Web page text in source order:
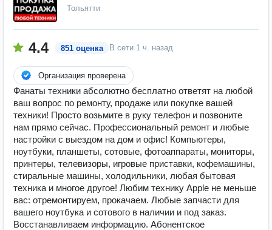
Тольятти
4.4 851 оценка В сети 1 ч. назад
Организация проверена
Фанаты техники абсолютно бесплатно ответят на любой
ваш вопрос по ремонту, продаже или покупке вашей
техники! Просто возьмите в руку телефон и позвоните
нам прямо сейчас. Профессиональный ремонт и любые
настройки с выездом на дом и офис! Компьютеры,
ноутбуки, планшеты, сотовые, фотоаппараты, мониторы,
принтеры, телевизоры, игровые приставки, кофемашины,
стиральные машины, холодильники, любая бытовая
техника и многое другое! Любим технику Apple не меньше
вас: отремонтируем, прокачаем. Любые запчасти для
вашего ноутбука и сотового в наличии и под заказ.
Восстанавливаем информацию. Абонентское